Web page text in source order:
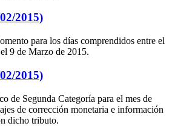
2015)
para los días comprendidos entre el
9 de Marzo de 2015.
2015)
de Segunda Categoría para el mes de
de corrección monetaria e información
dicho tributo.